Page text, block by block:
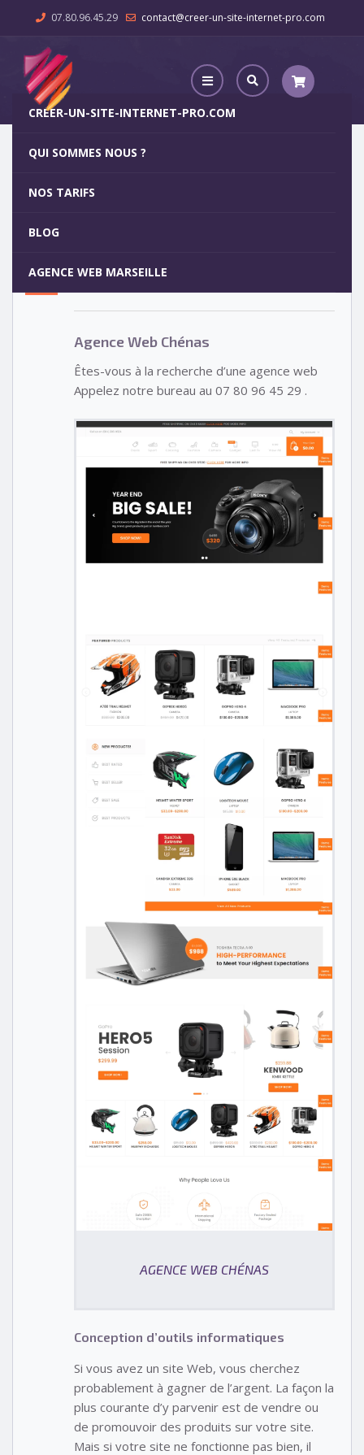
07.80.96.45.29 contact@creer-un-site-internet-pro.com
CREER-UN-SITE-INTERNET-PRO.COM
QUI SOMMES NOUS ?
NOS TARIFS
BLOG
AGENCE WEB MARSEILLE
Agence Web Chénas
5
Votre site internet pour 29€
Agence Web Chénas
Êtes-vous à la recherche d’une agence web
Appelez notre bureau au 07 80 96 45 29 .
AGENCE WEB CHÉNAS
Conception d’outils informatiques
Si vous avez un site Web, vous cherchez
probablement à gagner de l’argent. La façon la
plus courante d’y parvenir est de vendre ou
de promouvoir des produits sur votre site.
Mais si votre site ne fonctionne pas bien, il